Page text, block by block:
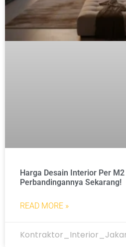
Harga Desain Interior Per M2
Perbandingannya Sekarang!
READ MORE »